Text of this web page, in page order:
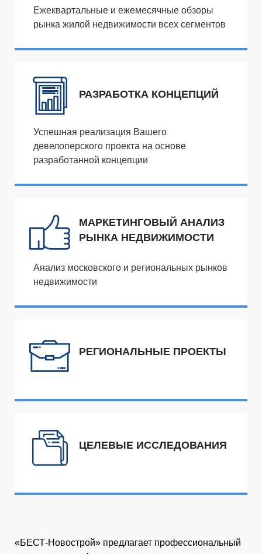
Ежеквартальные и ежемесячные обзоры
рынка жилой недвижимости всех сегментов
РАЗРАБОТКА КОНЦЕПЦИЙ
Успешная реализация Вашего
девелоперского проекта на основе
разработанной концепции
МАРКЕТИНГОВЫЙ АНАЛИЗ
РЫНКА НЕДВИЖИМОСТИ
Анализ московского и региональных рынков
недвижимости
РЕГИОНАЛЬНЫЕ ПРОЕКТЫ
ЦЕЛЕВЫЕ ИССЛЕДОВАНИЯ
«БЕСТ-Новострой» предлагает профессиональный